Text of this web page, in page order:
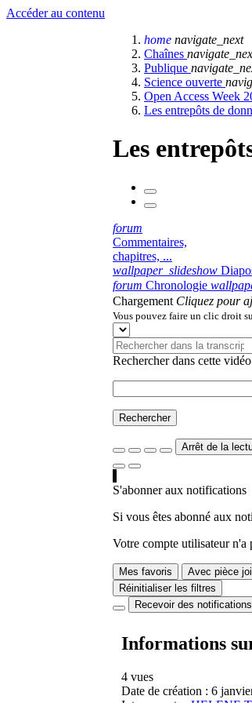
Accéder au contenu
home navigate_next
Chaînes
Publique
Science ouverte
Open Access Week
Les entrepôts de
Les
forum
Commentaires,
chapitres, ...
wallpaper_slideshow
forum Chronologie
Chargement Cliquez pour
Vous pouvez faire un clic droit
Rechercher dans cette
Rechercher
Arrêt de la
S'abonner aux notifications
Si vous êtes abonné aux
Votre compte utilisateur n'a
Mes favoris Avec pièce
Réinitialiser les filtres
Recevoir des
Informations
4 vues
Date de création : 6